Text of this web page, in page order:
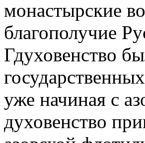
монастырские
благополучие
Гдуховенство
уже начиная с
духовенство